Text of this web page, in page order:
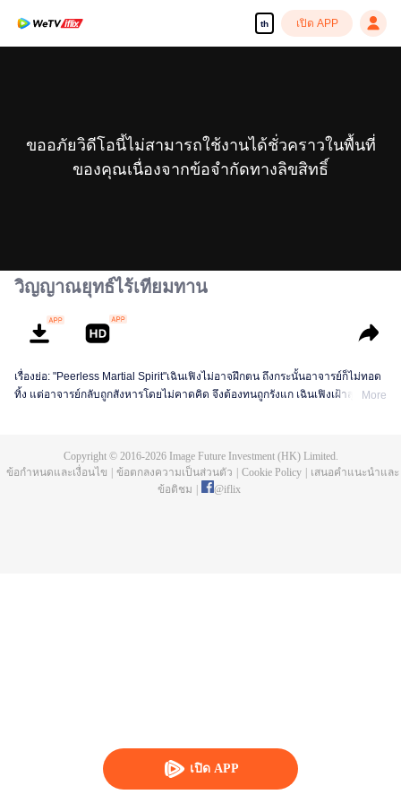
th เปิด APP
เปิด APP
ขออภัยวิดีโอนี้ไม่สามารถใช้งานได้ชั่วคราวในพื้นที่
ของคุณเนื่องจากข้อจำกัดทางลิขสิทธิ์
วิญญาณยุทธ์ไร้เทียมทาน
เรื่องย่อ: "Peerless Martial Spirit"เฉินเฟิงไม่อาจฝึกตน ถึงกระนั้นอาจารย์ก็ไม่ทอด
ทิ้ง แต่อาจารย์กลับถูกสังหารโดยไม่คาดคิด จึงต้องทนถูกรังแก เฉินเฟิงเฝ้าสุสานอยู่
More
Copyright © 2016-2026Image Future Investment (HK) Limited.
ข้อกำหนดและเงื่อนไข
ข้อตกลงความเป็นส่วนตัว Cookie Policy
เสนอคำแนะนำและ
ข้อติชม
@iflix